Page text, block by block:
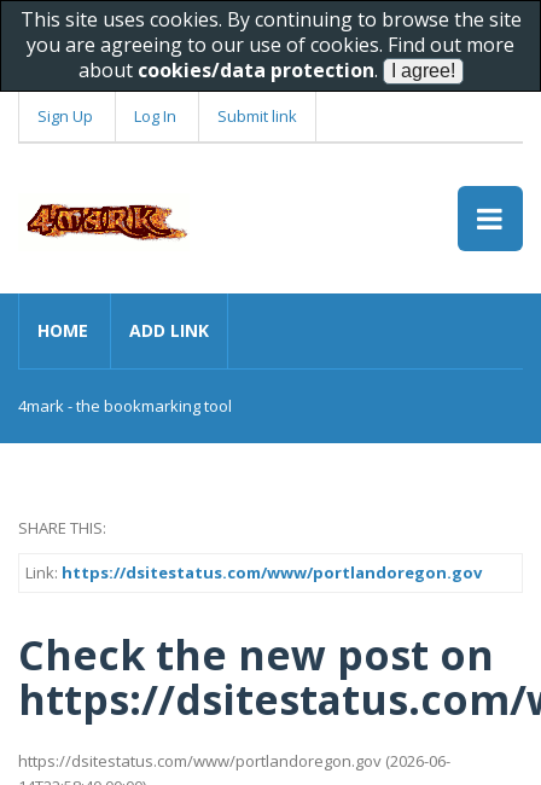
This site uses cookies. By continuing to browse the site
you are agreeing to our use of cookies. Find out more
about cookies/data protection.
Sign Up Log In Submit link
HOME ADD LINK
4mark - the bookmarking tool
SHARE THIS:
Link: https://dsitestatus.com/www/portlandoregon.gov
Check the new post on
https://
https://dsitestatus.com/www/portlandoregon.gov (2026-06-